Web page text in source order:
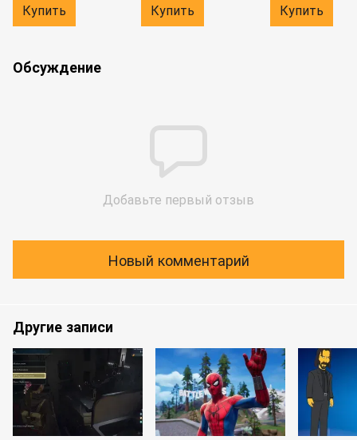
Купить Купить Купить
Обсуждение
Добавьте первый отзыв
Новый комментарий
Другие записи